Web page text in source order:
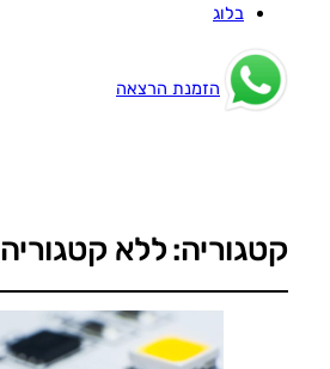
בלוג
הזמנת הרצאה
קטגוריה:ללא קטגוריה